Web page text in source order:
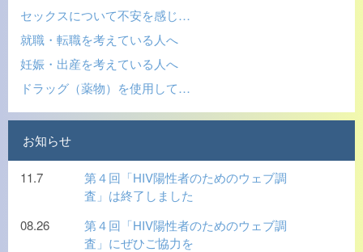
セックスについて不安を感じ…
就職・転職を考えている人へ
妊娠・出産を考えている人へ
ドラッグ（薬物）を使用して…
お知らせ
11.7
第４回「HIV陽性者のためのウェブ調
査」は終了しました
08.26
第４回「HIV陽性者のためのウェブ調
査」にぜひご協力を